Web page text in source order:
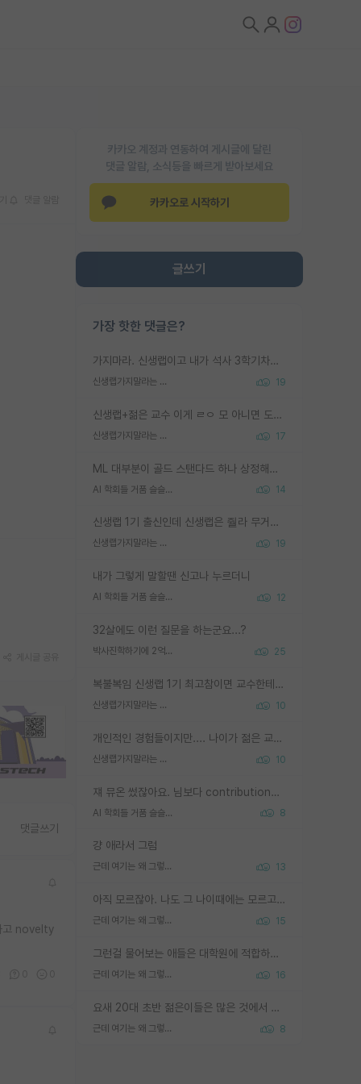
카카오 계정과 연동하여 게시글에 달린
댓글 알람, 소식등을 빠르게 받아보세요
카카오로 시작하기
글쓰기
가장 핫한 댓글은?
가지마라. 신생랩이고 내가 석사 3학기차인데 최고참인데 나도 아무것도 모르는데 교수가 후배들 왜 논문 교육 안시키냐. 논문 왜 안 써오냐 닦달한다
신생랩가지말라는 이유가 있었구나 19
신생랩+젊은 교수 이게 ㄹㅇ 모 아니면 도인듯.
신생랩가지말라는 이유가 있었구나 17
ML 대부분이 골드 스탠다드 하나 상정해놓고 (벤치마크 데이터셋이 여러 개면 여러 개 상정) 그거 얼마나 잘 맞추나 싸움임 가끔 번뜩이는 설계 철학을 보여주는 논문들도 있지만 대부분 그거 성적 얼마나 더 올리느라에 혈안이 되어 있는 측면이 잇음
AI 학회들 거품 슬슬 지적이 나오네요 14
신생랩 1기 출신인데 신생랩은 줠라 무거운 바벨 같은거임. 들면 대박인데 못들면 깔려 죽음. 아무도 알려주지 않는 환경에서 자생해야하지만, 일단 살아남았다면 그 어떤 사람보다 악착같고 생존력 높은 사람으로 거듭날 수 있음
신생랩가지말라는 이유가 있었구나 19
내가 그렇게 말할땐 신고나 누르더니
AI 학회들 거품 슬슬 지적이 나오네요 12
32살에도 이런 질문을 하는군요...?
박사진학하기에 2억은 괜찮은 (?) 정도의 경제력인가요 25
복불복임 신생랩 1기 최고참이면 교수한테 직접 지도받는 시간이 매우 많음 제대로 된 교수라면 말이지 그게 아니라면 그냥 넌 해방 불가능한 노예 1호에 감점쓰레기통이 되는거고
신생랩가지말라는 이유가 있었구나 10
개인적인 경험들이지만.... 나이가 젊은 교수일수록 꼰대라는 가면을 쓴 채로 무례함을 행동하는 경우가 거의 90% 정도였음. 나이가 어린데 다른 또래들과 달리 명예, 권력, 재력까지 얻었으니 세상 다 가진 기분이겠지. 오히러 나이 든 교수들이 행동과 말을 더 조심하시더라.
신생랩가지말라는 이유가 있었구나 10
쟤 뮤온 썼잖아요. 님보다 contribution많음
AI 학회들 거품 슬슬 지적이 나오네요 8
걍 애라서 그럼
근데 여기는 왜 그렇게 SPK를 물어보는거임? 13
아직 모르잖아. 나도 그 나이때에는 모르고 평가 받고 안심하고 싶었어.
근데 여기는 왜 그렇게 SPK를 물어보는거임? 15
그런걸 물어보는 애들은 대학원에 적합하지 않다
근데 여기는 왜 그렇게 SPK를 물어보는거임? 16
요새 20대 초반 젊은이들은 많은 것에서 가성비를 따지더라고요. 내가 이 정도 인풋을 넣었을 때 그만큼 아웃풋이 나올 것인가? 사실 아웃풋이 인풋 대비 리니어하게 나오지 않는 영역을 시도하기 싫어한다는 느낌입니다.
근데 여기는 왜 그렇게 SPK를 물어보는거임? 8
댓글쓰기
고 novelty